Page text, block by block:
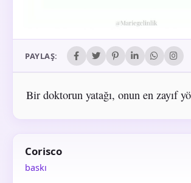
PAYLAŞ:
Bir doktorun yatağı, onun en zayıf
Corisco
baskı